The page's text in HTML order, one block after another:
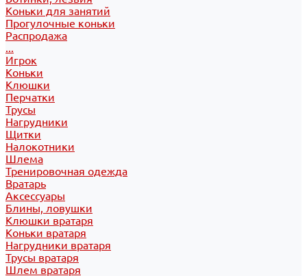
Коньки для занятий
Прогулочные коньки
Распродажа
...
Игрок
Коньки
Клюшки
Перчатки
Трусы
Нагрудники
Щитки
Налокотники
Шлема
Тренировочная одежда
Вратарь
Аксессуары
Блины, ловушки
Клюшки вратаря
Коньки вратаря
Нагрудники вратаря
Трусы вратаря
Шлем вратаря